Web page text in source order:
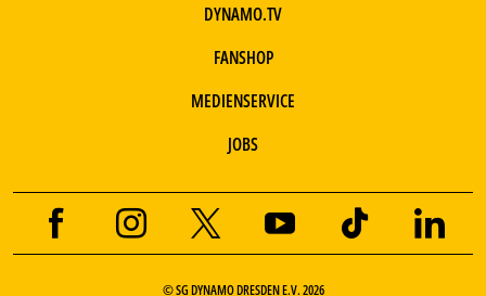
DYNAMO.TV
FANSHOP
MEDIENSERVICE
JOBS
© SG DYNAMO DRESDEN E.V. 2026